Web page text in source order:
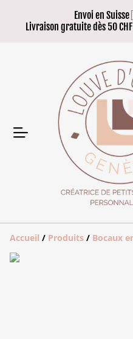
Envoi en
Livraison gratuite dès 50
Accueil / Produits / Bocaux